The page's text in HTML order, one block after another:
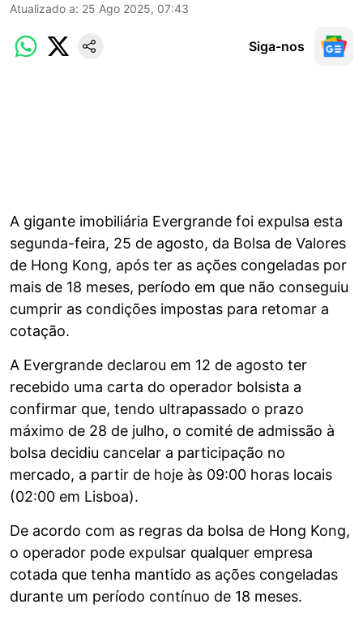
Atualizado a: 25 Ago 2025, 07:43
Siga-nos
A gigante imobiliária Evergrande foi expulsa esta
segunda-feira, 25 de agosto, da Bolsa de Valores
de Hong Kong, após ter as ações congeladas por
mais de 18 meses, período em que não conseguiu
cumprir as condições impostas para retomar a
cotação.
A Evergrande declarou em 12 de agosto ter
recebido uma carta do operador bolsista a
confirmar que, tendo ultrapassado o prazo
máximo de 28 de julho, o comité de admissão à
bolsa decidiu cancelar a participação no
mercado, a partir de hoje às 09:00 horas locais
(02:00 em Lisboa).
De acordo com as regras da bolsa de Hong Kong,
o operador pode expulsar qualquer empresa
cotada que tenha mantido as ações congeladas
durante um período contínuo de 18 meses.